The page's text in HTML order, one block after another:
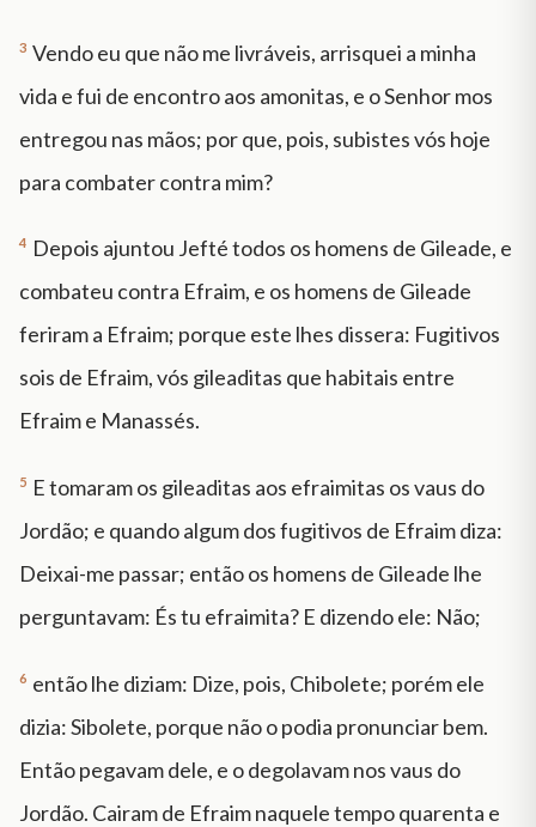
3 Vendo eu que não me livráveis, arrisquei a minha
vida e fui de encontro aos amonitas, e o Senhor mos
entregou nas mãos; por que, pois, subistes vós hoje
para combater contra mim?
4 Depois ajuntou Jefté todos os homens de Gileade, e
combateu contra Efraim, e os homens de Gileade
feriram a Efraim; porque este lhes dissera: Fugitivos
sois de Efraim, vós gileaditas que habitais entre
Efraim e Manassés.
5 E tomaram os gileaditas aos efraimitas os vaus do
Jordão; e quando algum dos fugitivos de Efraim diza:
Deixai-me passar; então os homens de Gileade lhe
perguntavam: És tu efraimita? E dizendo ele: Não;
6 então lhe diziam: Dize, pois, Chibolete; porém ele
dizia: Sibolete, porque não o podia pronunciar bem.
Então pegavam dele, e o degolavam nos vaus do
Jordão. Cairam de Efraim naquele tempo quarenta e